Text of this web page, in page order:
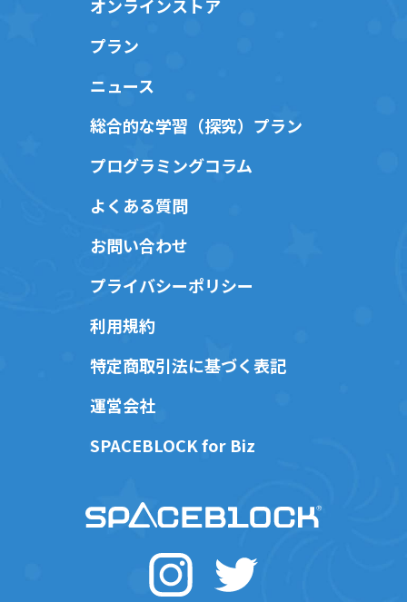
オンラインストア
プラン
ニュース
総合的な学習（探究）プラン
プログラミングコラム
よくある質問
お問い合わせ
プライバシーポリシー
利用規約
特定商取引法に基づく表記
運営会社
SPACEBLOCK for Biz